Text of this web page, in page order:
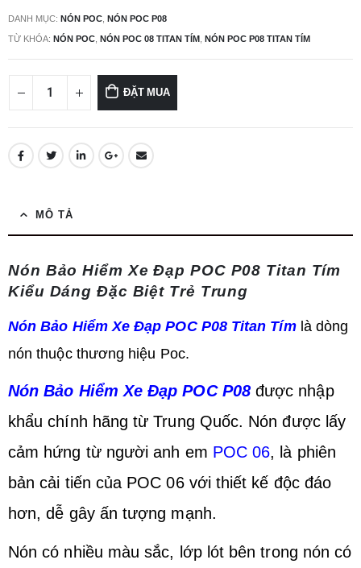
DANH MỤC: NÓN POC NÓN POC P08
TỪ KHÓA: NÓN POC, NÓN POC 08 TITAN TÍM , NÓN POC P08 TITAN TÍM
ĐẶT MUA
MÔ TẢ
Nón Bảo Hiểm Xe Đạp POC P08 Titan Tím
Kiểu Dáng Đặc Biệt Trẻ Trung
Nón Bảo Hiểm Xe Đạp POC P08 Titan Tímlà dòng
nón thuộc thương hiệu Poc.
Nón Bảo Hiểm Xe Đạp POC P08 được nhập
khẩu chính hãng từ Trung Quốc. Nón được lấy
cảm hứng từ người anh em POC 06, là phiên
bản cải tiến của POC 06 với thiết kế độc đáo
hơn, dễ gây ấn tượng mạnh.
Nón có nhiều màu sắc, lớp lót bên trong nón có